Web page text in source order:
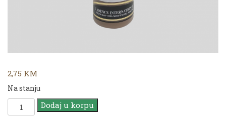
2,75 KM
Na stanju
CADENCE
|
Dodaj u korpu